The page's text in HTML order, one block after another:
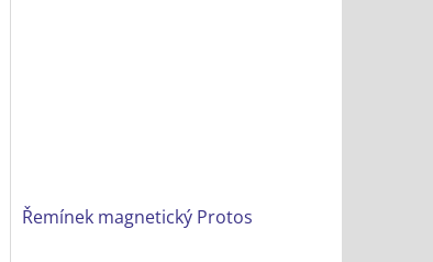
Řemínek magnetický Protos